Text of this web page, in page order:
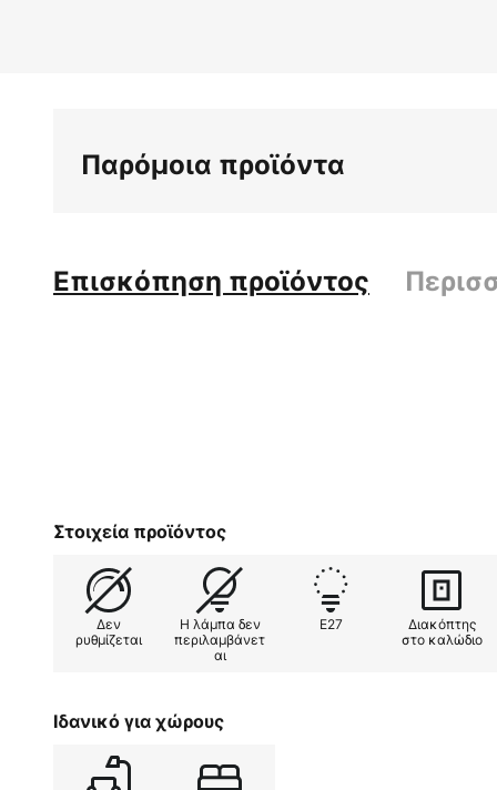
Παρόμοια προϊόντα
Επισκόπηση προϊόντος
Στοιχεία προϊόντος
Δεν
ρυθμίζεται
Η λάμπα δεν
περιλαμβάνετ
αι
E27
Διακόπτης
στο καλώδιο
Ιδανικό για χώρους